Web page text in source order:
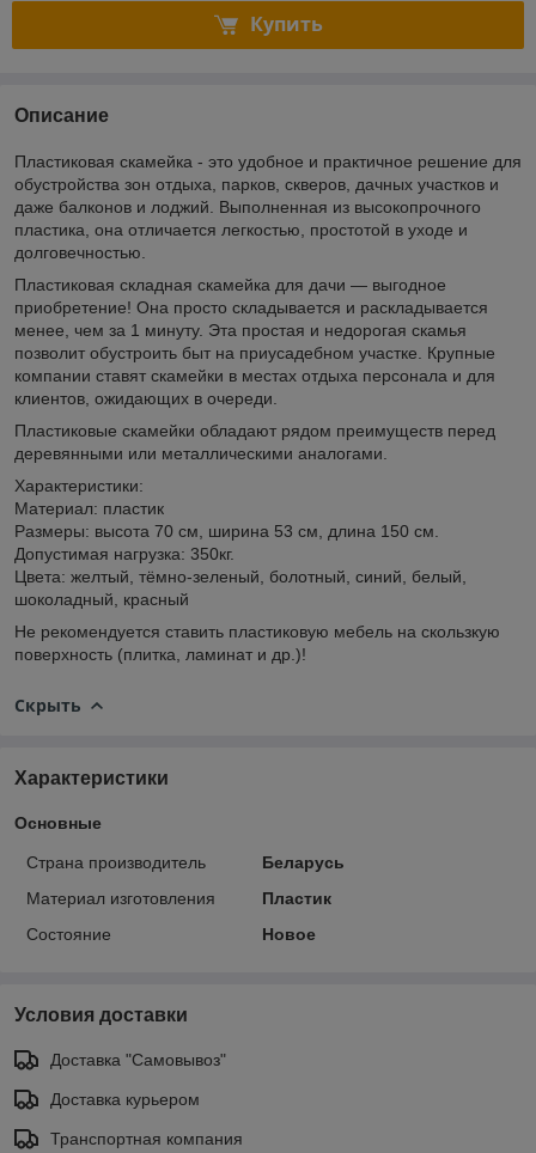
Купить
Описание
Пластиковая скамейка - это удобное и практичное решение для
обустройства зон отдыха, парков, скверов, дачных участков и
даже балконов и лоджий. Выполненная из высокопрочного
пластика, она отличается легкостью, простотой в уходе и
долговечностью.
Пластиковая складная скамейка для дачи — выгодное
приобретение! Она просто складывается и раскладывается
менее, чем за 1 минуту. Эта простая и недорогая скамья
позволит обустроить быт на приусадебном участке. Крупные
компании ставят скамейки в местах отдыха персонала и для
клиентов, ожидающих в очереди.
Пластиковые скамейки обладают рядом преимуществ перед
деревянными или металлическими аналогами.
Характеристики:
Материал: пластик
Размеры: высота 70 см, ширина 53 см, длина 150 см.
Допустимая нагрузка: 350кг.
Цвета: желтый, тёмно-зеленый, болотный, синий, белый,
шоколадный, красный
Не рекомендуется ставить пластиковую мебель на скользкую
поверхность (плитка, ламинат и др.)!
Скрыть
Характеристики
Основные
Страна производитель
Беларусь
Материал изготовления
Пластик
Состояние
Новое
Условия доставки
Доставка "Самовывоз"
Доставка курьером
Транспортная компания